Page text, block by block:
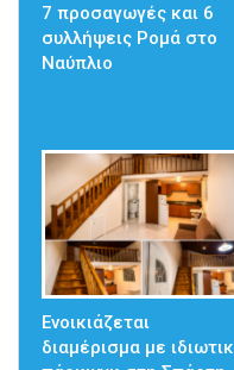
7 προσαγωγές και 6
συλλήψεις Ρομά στο
Ναύπλιο
Ενοικιάζεται
διαμέρισμα με